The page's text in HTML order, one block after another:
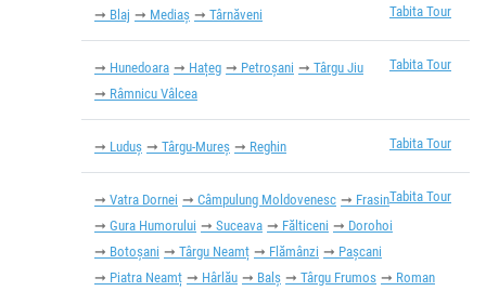
Tabita Tour
Blaj Mediaș Târnăveni
Tabita Tour
Hunedoara Hațeg Petroșani
Târgu Jiu
Râmnicu Vâlcea
Tabita Tour
Luduș Târgu-Mureș Reghin
Tabita Tour
Vatra Dornei Câmpulung Moldovenesc
Frasin
Gura Humorului
Suceava Fălticeni
Dorohoi
Botoșani
Târgu Neamț Flămânzi
Pașcani
Piatra Neamț
Hârlău Balș Târgu Frumos
Roman